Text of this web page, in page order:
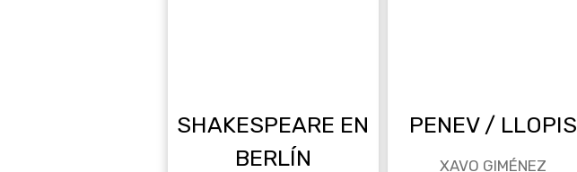
SHAKESPEARE EN
BERLÍN
PENEV / LLOPIS
XAVO GIMÉNEZ